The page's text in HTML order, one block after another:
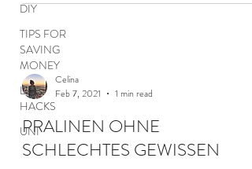
DIY
TIPS FOR
SAVING
MONEY
LIFE
HACKS
UNI
Celina
Feb 7, 2021
1 min read
PRALINEN OHNE
SCHLECHTES GEWISSEN